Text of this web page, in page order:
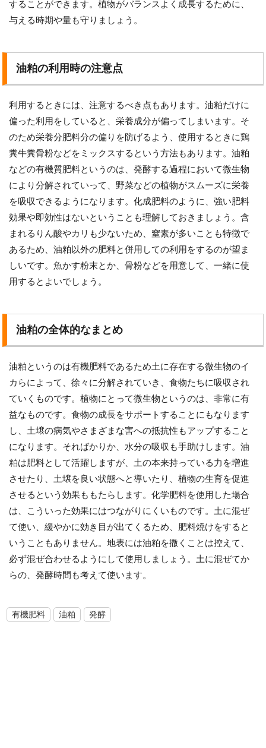
することができます。植物がバランスよく成長するために、
与える時期や量も守りましょう。
油粕の利用時の注意点
利用するときには、注意するべき点もあります。油粕だけに
偏った利用をしていると、栄養成分が偏ってしまいます。そ
のため栄養分肥料分の偏りを防げるよう、使用するときに鶏
糞牛糞骨粉などをミックスするという方法もあります。油粕
などの有機質肥料というのは、発酵する過程において微生物
により分解されていって、野菜などの植物がスムーズに栄養
を吸収できるようになります。化成肥料のように、強い肥料
効果や即効性はないということも理解しておきましょう。含
まれるりん酸やカリも少ないため、窒素が多いことも特徴で
あるため、油粕以外の肥料と併用しての利用をするのが望ま
しいです。魚かす粉末とか、骨粉などを用意して、一緒に使
用するとよいでしょう。
油粕の全体的なまとめ
油粕というのは有機肥料であるため土に存在する微生物のイ
カらによって、徐々に分解されていき、食物たちに吸収され
ていくものです。植物にとって微生物というのは、非常に有
益なものです。食物の成長をサポートすることにもなります
し、土壌の病気やさまざまな害への抵抗性もアップすること
になります。そればかりか、水分の吸収も手助けします。油
粕は肥料として活躍しますが、土の本来持っている力を増進
させたり、土壌を良い状態へと導いたり、植物の生育を促進
させるという効果ももたらします。化学肥料を使用した場合
は、こういった効果にはつながりにくいものです。土に混ぜ
て使い、緩やかに効き目が出てくるため、肥料焼けをすると
いうこともありません。地表には油粕を撒くことは控えて、
必ず混ぜ合わせるようにして使用しましょう。土に混ぜてか
らの、発酵時間も考えて使います。
有機肥料 油粕 発酵